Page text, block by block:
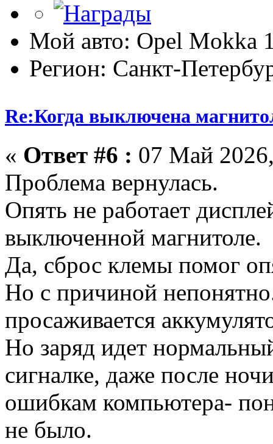
Мой авто: Opel Mokka
Регион: Санкт-
Re:Когда выключена
« Ответ #6 : 07 Май
Проблема вернулась.
Опять не работает
выключенной магнитоле.
Да, сброс клемы помог
Но с причиной
просаживается
Но заряд идет
сигналке, даже после
ошибкам компьютера-
не было.